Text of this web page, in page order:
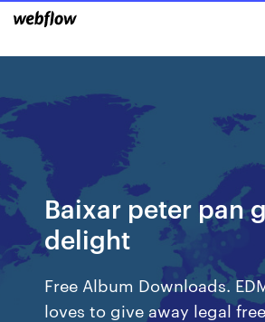
Baixar peter pan
delight
Free Album Downloads.
loves to give away legal